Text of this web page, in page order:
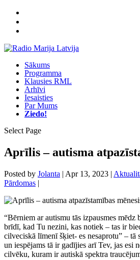
Sākums
Programma
Klausies RML
Arhīvi
Iesaisties
Par Mums
Ziedo!
Select Page
Aprīlis – autisma
Posted by Jolanta | Apr 13, 2023 |
Pārdomas |
“Bērniem ar autismu tās izpausmes mēdz
brīdī, kad Tu nezini, kas notiek – tas ir
cilveciskā līmenī šķiet- es nesaprotu” – tā
un iespējams tā ir gadījies arī Tev, jas esi
cilvēku, kuram ir autiskā spektra